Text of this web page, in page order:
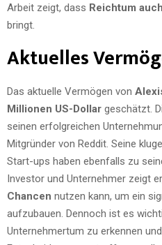
Arbeit zeigt, dass Reichtum
bringt.
Aktuelles
Das aktuelle Vermögen von
Millionen US-Dollar geschätzt.
seinen erfolgreichen
Mitgründer von Reddit. Seine
Start-ups haben ebenfalls zu
Investor und Unternehmer zeigt
Chancen nutzen kann, um ein
aufzubauen. Dennoch ist es
Unternehmertum zu erkennen